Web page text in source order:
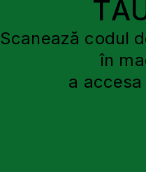
Scanează codul
în
a